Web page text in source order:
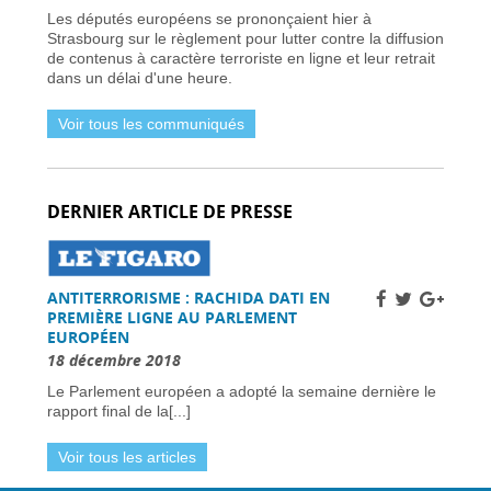
Vol Ryanair : des passagers bloqués en France
à cause des retards de l’EES -31 mars 2026
Air France-KLM augmente les tarifs long-
courrier face à la crise pétrolière du Moyen-
Orient -30 mars 2026
Nationaux britanniques à double nationalité:
défis de renouvellement de passeport dans le
L’extrême droite et la gauche enregistrent des
gains importants - 30 mars 2026
Sénat français approuve la loi sur l’ANPR pour
renforcer les moyens de lutte contre la
criminalité -29 mars 2026
Femme britannique disparue à Nîmes
retrouvée saine et sauve en Italie -
2026
Un chauffeur routier condamné à 11 700 €
d’amende en France pour fraude systématique
aux péages autoroutiers -29 mars 2026
production de carburant face à la flambée des
prix -29 mars 2026
Prix du carburant en France : records
Les députés européens se prononçaient hier à
Strasbourg sur le règlement pour lutter contre la diffusion
de contenus à caractère terroriste en ligne et leur retrait
dans un délai d'une heure.
Voir tous les communiqués
DERNIER ARTICLE DE PRESSE
ANTITERRORISME : RACHIDA DATI EN
PREMIÈRE LIGNE AU PARLEMENT
EUROPÉEN
18 décembre 2018
Le Parlement européen a adopté la semaine dernière le
rapport final de la[...]
Voir tous les articles